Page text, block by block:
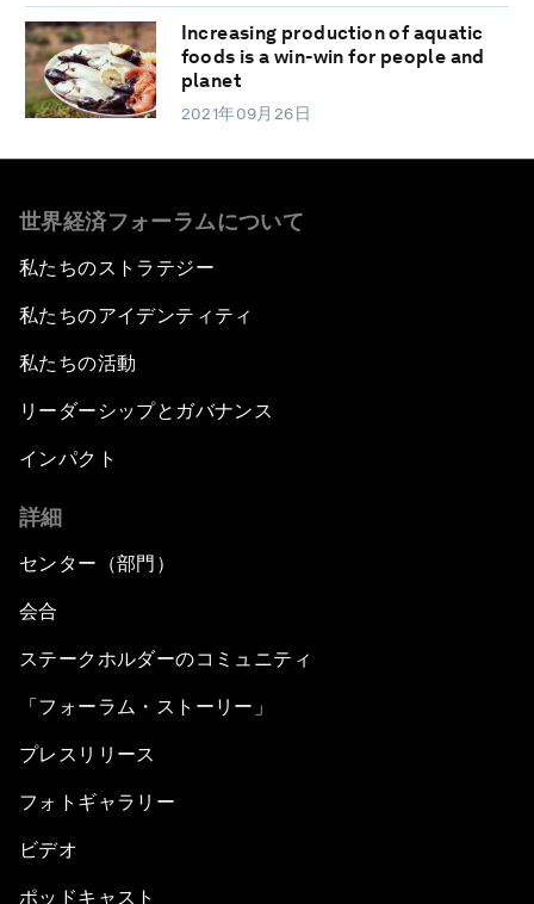
Increasing production of aquatic
foods is a win-win for people and
planet
2021年09月26日
世界経済フォーラムについて
私たちのストラテジー
私たちのアイデンティティ
私たちの活動
リーダーシップとガバナンス
インパクト
詳細
センター（部門）
会合
ステークホルダーのコミュニティ
「フォーラム・ストーリー」
プレスリリース
フォトギャラリー
ビデオ
ポッドキャスト